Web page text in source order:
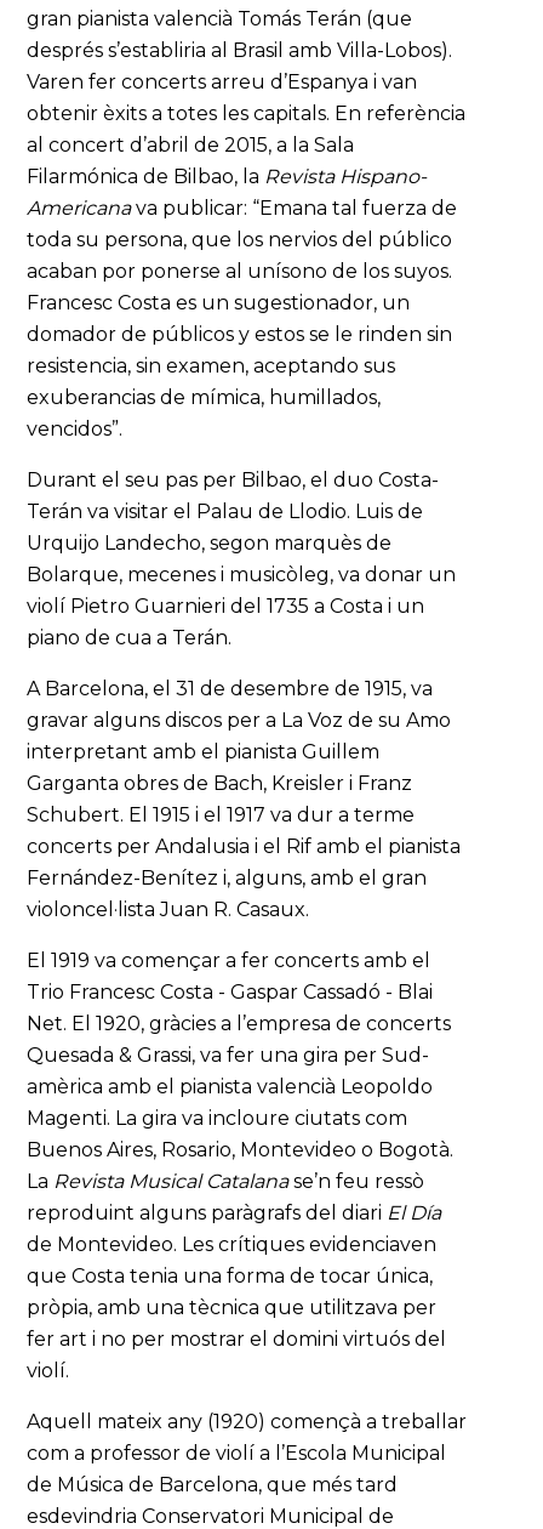
gran pianista valencià Tomás Terán (que
després s’establiria al Brasil amb Villa-Lobos).
Varen fer concerts arreu d’Espanya i van
obtenir èxits a totes les capitals. En referència
al concert d’abril de 2015, a la Sala
Filarmónica de Bilbao, la Revista Hispano-
Americanava publicar: “Emana tal fuerza de
toda su persona, que los nervios del público
acaban por ponerse al unísono de los suyos.
Francesc Costa es un sugestionador, un
domador de públicos y estos se le rinden sin
resistencia, sin examen, aceptando sus
exuberancias de mímica, humillados,
vencidos”.
Durant el seu pas per Bilbao, el duo Costa-
Terán va visitar el Palau de Llodio. Luis de
Urquijo Landecho, segon marquès de
Bolarque, mecenes i musicòleg, va donar un
violí Pietro Guarnieri del 1735 a Costa i un
piano de cua a Terán.
A Barcelona, el 31 de desembre de 1915, va
gravar alguns discos per a La Voz de su Amo
interpretant amb el pianista Guillem
Garganta obres de Bach, Kreisler i Franz
Schubert. El 1915 i el 1917 va dur a terme
concerts per Andalusia i el Rif amb el pianista
Fernández-Benítez i, alguns, amb el gran
violoncel·lista Juan R. Casaux.
El 1919 va començar a fer concerts amb el
Trio Francesc Costa - Gaspar Cassadó - Blai
Net. El 1920, gràcies a l’empresa de concerts
Quesada & Grassi, va fer una gira per Sud-
amèrica amb el pianista valencià Leopoldo
Magenti. La gira va incloure ciutats com
Buenos Aires, Rosario, Montevideo o Bogotà.
La Revista Musical Catalanase’n feu ressò
reproduint alguns paràgrafs del diari El Día
de Montevideo. Les crítiques evidenciaven
que Costa tenia una forma de tocar única,
pròpia, amb una tècnica que utilitzava per
fer art i no per mostrar el domini virtuós del
violí.
Aquell mateix any (1920) començà a treballar
com a professor de violí a l’Escola Municipal
de Música de Barcelona, que més tard
esdevindria Conservatori Municipal de